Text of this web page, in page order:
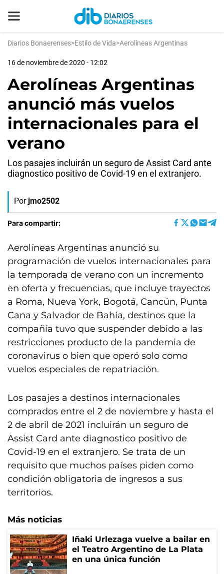
Diarios Bonaerenses>Estilo de Vida>Aerolíneas Argentinas
16 de noviembre de 2020 - 12:02
Aerolíneas Argentinas
anunció más vuelos
internacionales para el
verano
Los pasajes incluirán un seguro de Assist Card ante
diagnostico positivo de Covid-19 en el extranjero.
Por jmo2502
Para compartir:
Aerolíneas Argentinas anunció su
programación de vuelos internacionales para
la temporada de verano con un incremento
en oferta y frecuencias, que incluye trayectos
a Roma, Nueva York, Bogotá, Cancún, Punta
Cana y Salvador de Bahía, destinos que la
compañía tuvo que suspender debido a las
restricciones producto de la pandemia de
coronavirus o bien que operó solo como
vuelos especiales de repatriación.
Los pasajes a destinos internacionales
comprados entre el 2 de noviembre y hasta el
2 de abril de 2021 incluirán un seguro de
Assist Card ante diagnostico positivo de
Covid-19 en el extranjero. Se trata de un
requisito que muchos países piden como
condición obligatoria de ingresos a sus
territorios.
Más noticias
Iñaki Urlezaga vuelve a bailar en
el Teatro Argentino de La Plata
en una única función